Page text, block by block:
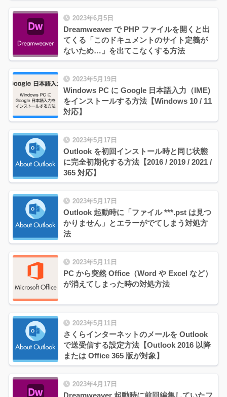
2023年6月5日
Dreamweaver で PHP ファイルを開くと出
てくる「このドキュメントのサイト定義が
ないため…」を出てこなくする方法
2023年5月19日
Windows PC に Google 日本語入力（IME)
をインストールする方法【Windows 10 / 11
対応】
2023年5月17日
Outlook を初回インストール時と同じ状態
に完全初期化する方法【2016 / 2019 / 2021 /
365 対応】
2023年5月17日
Outlook 起動時に「ファイル ***.pst は見つ
かりません」とエラーがでてしまう対処方
法
2023年5月11日
PC から突然 Office（Word や Excel など）
が消えてしまった時の対処方法
2023年5月11日
さくらインターネットのメールを Outlook
で送受信する設定方法【Outlook 2016 以降
または Office 365 版が対象】
2023年4月17日
Dreamweaver 起動時に前回編集していたフ